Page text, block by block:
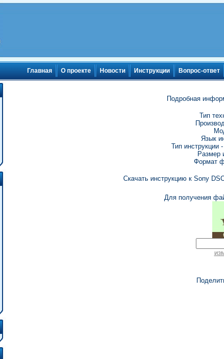
Главная О проекте Новости Инструкции Вопрос-ответ
Подробная
Тип
Язык
Тип инструкции
Размер
Формат
Скачать инструкцию к Sony
Для получения